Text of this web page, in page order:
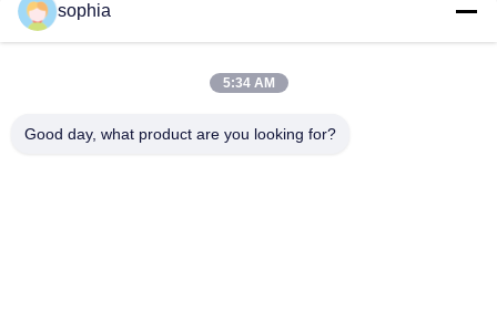
त्वरित संपर्क
sophia
5:34 AM
Good day, what product are you looking for?